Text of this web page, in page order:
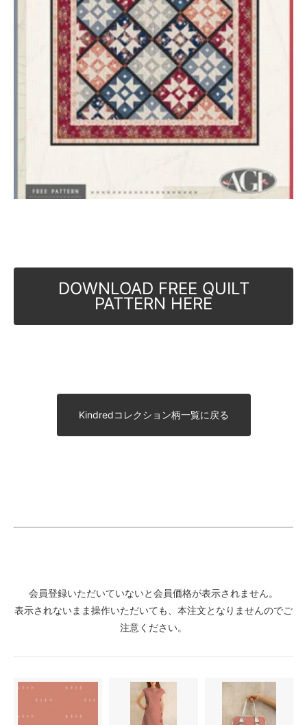
DOWNLOAD FREE QUILT
PATTERN HERE
Kindredコレクション柄一覧に戻る
会員登録いただいていないと会員価格が表示されません。
表示されないまま操作いただいても、本注文となりませんのでご
注意ください。